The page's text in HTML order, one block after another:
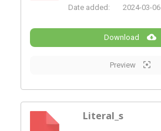
Date added:
2024-03-06
Download
Preview
Literal_s